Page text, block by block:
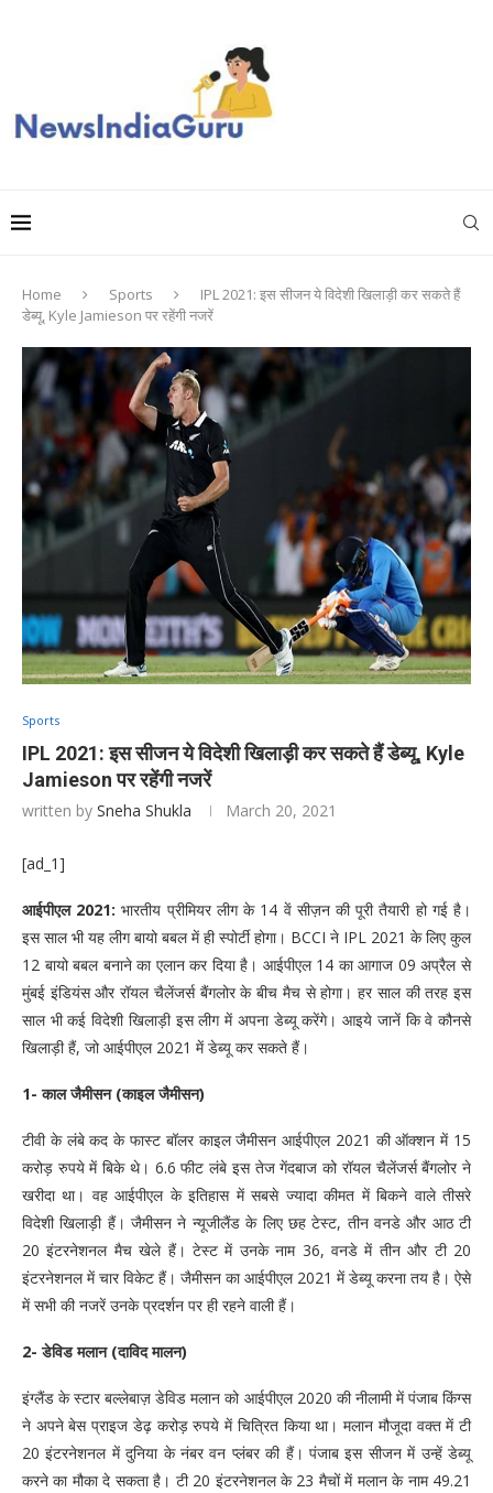
Home Sports
IPL 2021: इस सीजन ये विदेशी खिलाड़ी कर सकते हैं
डेब्यू, Kyle Jamieson पर रहेंगी नजरें
Sports
IPL 2021: इस सीजन ये विदेशी खिलाड़ी कर सकते हैं डेब्यू, Kyle
Jamieson पर रहेंगी नजरें
written by Sneha Shukla March 20, 2021
[ad_1]
आईपीएल 2021: भारतीय प्रीमियर लीग के 14 वें सीज़न की पूरी तैयारी हो गई है।
इस साल भी यह लीग बायो बबल में ही स्पोर्टी होगा। BCCI ने IPL 2021 के लिए कुल
12 बायो बबल बनाने का एलान कर दिया है। आईपीएल 14 का आगाज 09 अप्रैल से
मुंबई इंडियंस और रॉयल चैलेंजर्स बैंगलोर के बीच मैच से होगा। हर साल की तरह इस
साल भी कई विदेशी खिलाड़ी इस लीग में अपना डेब्यू करेंगे। आइये जानें कि वे कौनसे
खिलाड़ी हैं, जो आईपीएल 2021 में डेब्यू कर सकते हैं।
1- काल जैमीसन (काइल जैमीसन)
टीवी के लंबे कद के फास्ट बॉलर काइल जैमीसन आईपीएल 2021 की ऑक्शन में 15
करोड़ रुपये में बिके थे। 6.6 फीट लंबे इस तेज गेंदबाज को रॉयल चैलेंजर्स बैंगलोर ने
खरीदा था। वह आईपीएल के इतिहास में सबसे ज्यादा कीमत में बिकने वाले तीसरे
विदेशी खिलाड़ी हैं। जैमीसन ने न्यूजीलैंड के लिए छह टेस्ट, तीन वनडे और आठ टी
20 इंटरनेशनल मैच खेले हैं। टेस्ट में उनके नाम 36, वनडे में तीन और टी 20
इंटरनेशनल में चार विकेट हैं। जैमीसन का आईपीएल 2021 में डेब्यू करना तय है। ऐसे
में सभी की नजरें उनके प्रदर्शन पर ही रहने वाली हैं।
2- डेविड मलान (दाविद मालन)
इंग्लैंड के स्टार बल्लेबाज़ डेविड मलान को आईपीएल 2020 की नीलामी में पंजाब किंग्स
ने अपने बेस प्राइज डेढ़ करोड़ रुपये में चित्रित किया था। मलान मौजूदा वक्त में टी
20 इंटरनेशनल में दुनिया के नंबर वन प्लंबर की हैं। पंजाब इस सीजन में उन्हें डेब्यू
करने का मौका दे सकता है। टी 20 इंटरनेशनल के 23 मैचों में मलान के नाम 49.21